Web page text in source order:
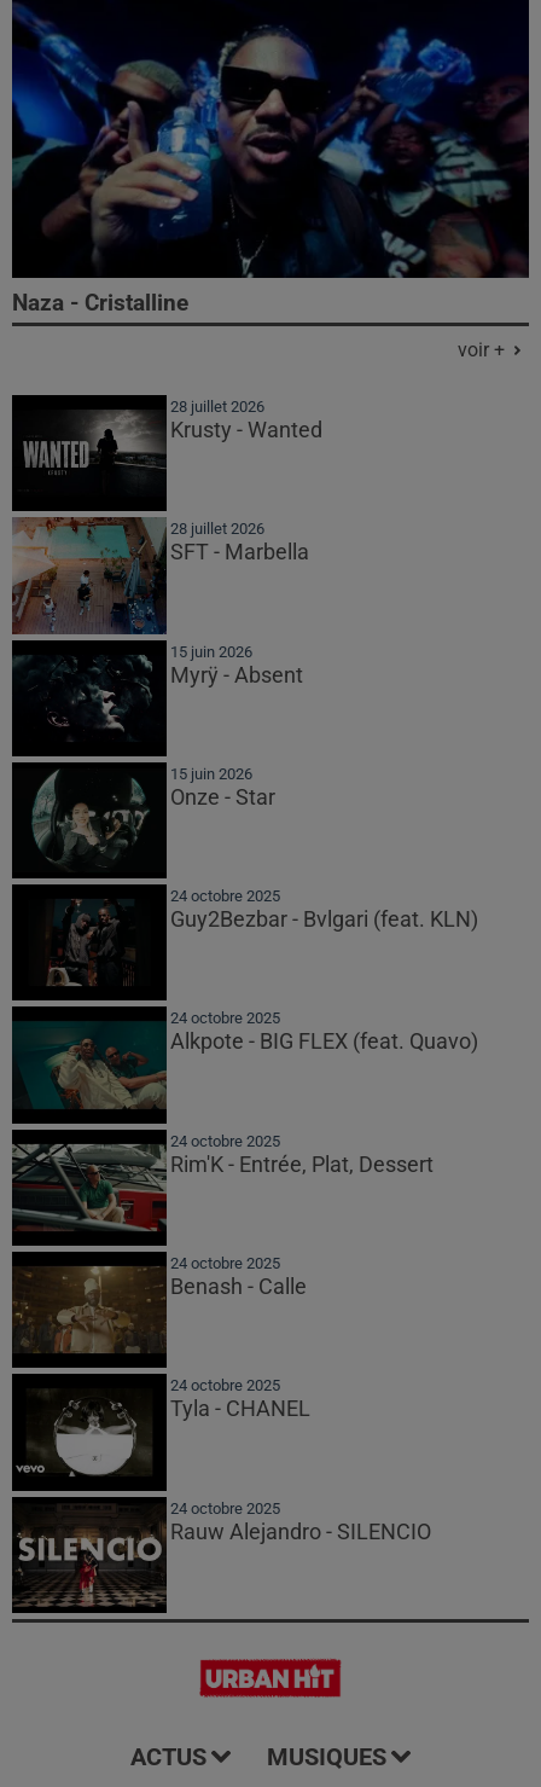
Naza - Cristalline
voir +
28 juillet 2026
Krusty - Wanted
28 juillet 2026
SFT - Marbella
15 juin 2026
Myrÿ - Absent
15 juin 2026
Onze - Star
24 octobre 2025
Guy2Bezbar - Bvlgari (feat. KLN)
24 octobre 2025
Alkpote - BIG FLEX (feat. Quavo)
24 octobre 2025
Rim'K - Entrée, Plat, Dessert
24 octobre 2025
Benash - Calle
24 octobre 2025
Tyla - CHANEL
24 octobre 2025
Rauw Alejandro - SILENCIO
ACTUS MUSIQUES